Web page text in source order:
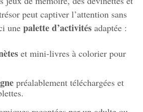
peut captiver l’attention sans
unepalette d’activités adaptée :
et mini-livres à colorier pour
préalablement téléchargées et